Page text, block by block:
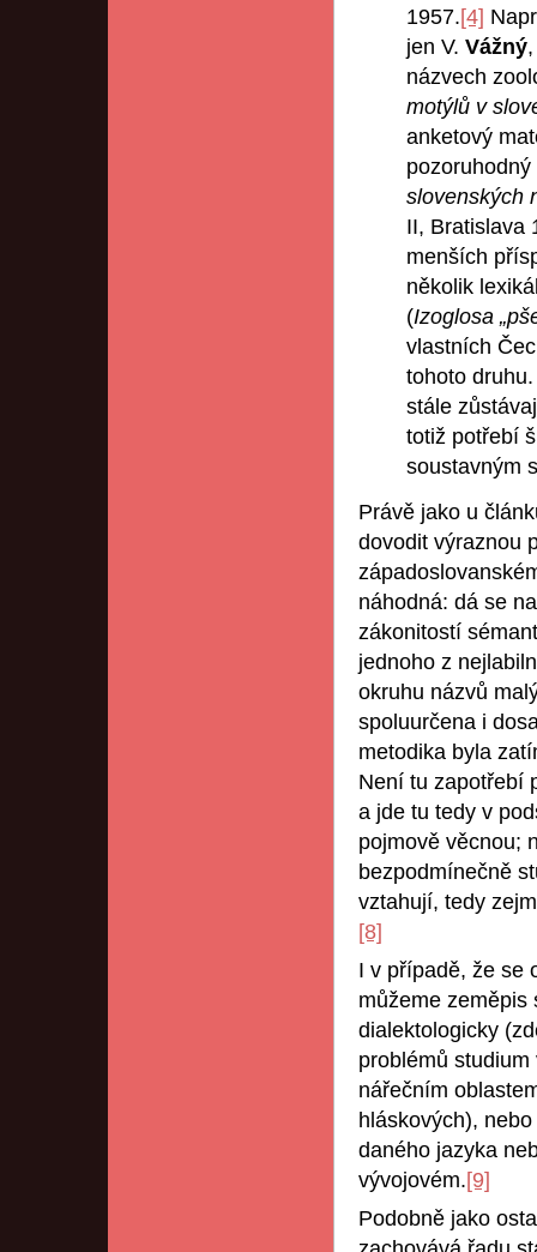
1957.[4]
jen V. Vážný
názvech
motýlů v
anketový
slovenských
II, Bratislava
menších
několik
(Izoglosa
vlastních
tohoto
stále
totiž potřebí
soustavným
Právě jako u
dovodit výraznou
náhodná: dá se
zákonitostí
jednoho z
okruhu názvů
spoluurčena i
metodika byla
Není tu zapotřebí
a jde tu tedy v
pojmově věcnou;
bezpodmínečně
vztahují, tedy
[8]
I v případě, že se
můžeme zeměpis
dialektologicky
problémů
nářečním
hláskových),
daného jazyka
vývojovém.[9]
Podobně jako